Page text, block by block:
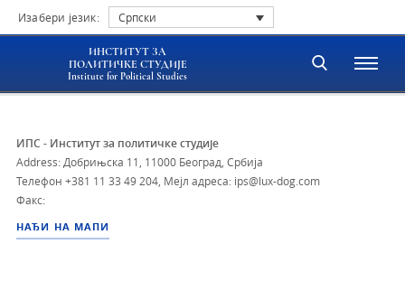
Изабери језик: Српски
ИНСТИТУТ ЗА
ПОЛИТИЧКЕ СТУДИЈЕ
Institute for Political Studies
ИПС - Институт за политичке студије
Address: Добрињска 11, 11000 Београд, Србија
Телефон +381 11 33 49 204 Мејл адреса: ips@lux-dog.com
Факс:
НАЂИ НА МАПИ